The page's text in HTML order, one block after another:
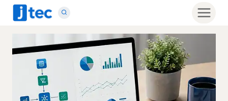
Pular
para
Conteúdo